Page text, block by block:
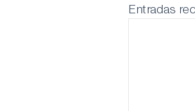
Entradas